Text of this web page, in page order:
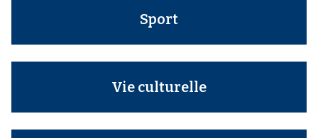
Sport
Vie culturelle